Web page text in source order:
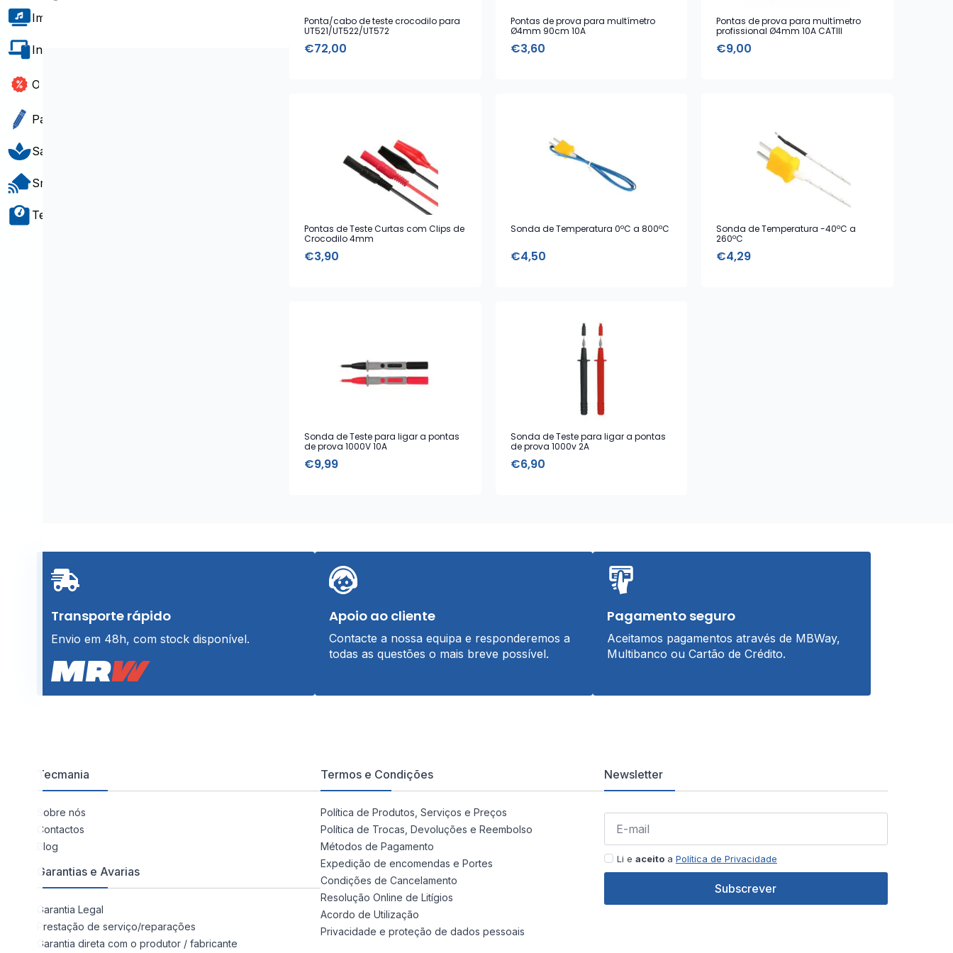
Ponta/cabo de teste crocodilo para
UT521/UT522/UT572
€72,00
Pontas de prova para multímetro
Ø4mm 90cm 10A
€3,60
Pontas de prova para multímetro
profissional Ø4mm 10A CATIII
€9,00
Pontas de Teste Curtas com Clips de
Crocodilo 4mm
€3,90
Sonda de Temperatura 0ºC a 800ºC
€4,50
Sonda de Temperatura -40ºC a
260ºC
€4,29
Sonda de Teste para ligar a pontas
de prova 1000V 10A
€9,99
Sonda de Teste para ligar a pontas
de prova 1000v 2A
€6,90
Transporte rápido
Envio em 48h, com stock disponível.
Apoio ao cliente
Contacte a nossa equipa e responderemos a
todas as questões o mais breve possível.
Pagamento seguro
Aceitamos pagamentos através de MBWay,
Multibanco ou Cartão de Crédito.
Tecmania
Sobre nós
Contactos
Blog
Garantias e Avarias
Garantia Legal
Prestação de serviço/reparações
Garantia direta com o produtor / fabricante
Termos e Condições
Política de Produtos, Serviços e Preços
Política de Trocas, Devoluções e Reembolso
Métodos de Pagamento
Expedição de encomendas e Portes
Condições de Cancelamento
Resolução Online de Litígios
Acordo de Utilização
Privacidade e proteção de dados pessoais
Newsletter
Li e aceitoa Política de Privacidade
Subscrever